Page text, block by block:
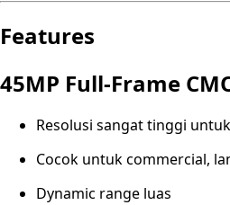
Features
45MP Full-Frame
Resolusi sangat tinggi
Cocok untuk commercial,
Dynamic range luas